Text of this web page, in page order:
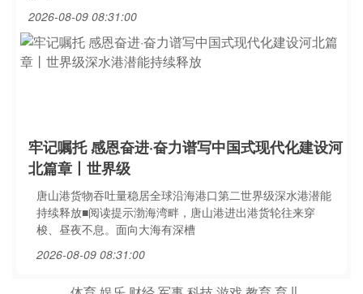
2026-08-09 08:31:00
牢记嘱托 感恩奋进·奋力谱写中国式现代化建设河
北篇章丨世界级
唐山港货物吞吐量稳居全球沿海港口第二世界级深水港潜能
持续释放■阅读提示渤海湾畔，唐山港进出港货轮往来穿
梭、昼夜不息。面向大海有深槽
2026-08-09 08:31:00